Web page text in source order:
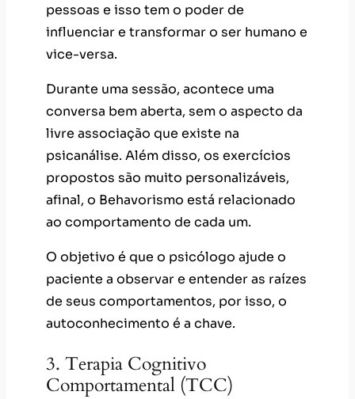
pessoas e isso tem o poder de
influenciar e transformar o ser humano e
vice-versa.
Durante uma sessão, acontece uma
conversa bem aberta, sem o aspecto da
livre associação que existe na
psicanálise. Além disso, os exercícios
propostos são muito personalizáveis,
afinal, o Behavorismo está relacionado
ao comportamento de cada um.
O objetivo é que o psicólogo ajude o
paciente a observar e entender as raízes
de seus comportamentos, por isso, o
autoconhecimento é a chave.
3. Terapia Cognitivo
Comportamental (TCC)